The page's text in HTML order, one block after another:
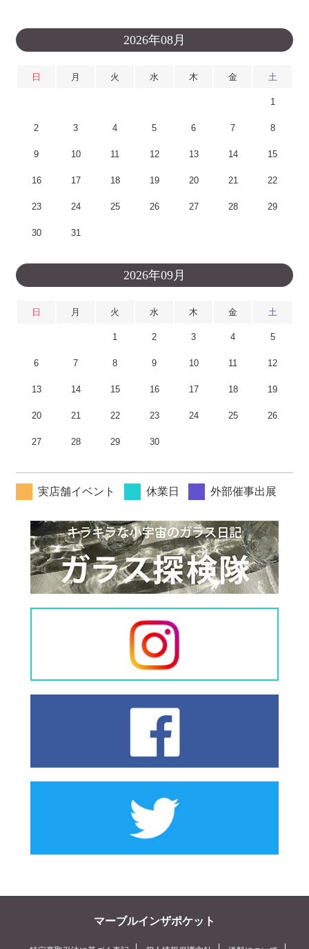
2026年08月
日 月 火 水 木 金 土
1
2 3 4 5 6 7 8
9 10 11 12 13 14 15
16 17 18 19 20 21 22
23 24 25 26 27 28 29
30 31
2026年09月
日 月 火 水 木 金 土
1 2 3 4 5
6 7 8 9 10 11 12
13 14 15 16 17 18 19
20 21 22 23 24 25 26
27 28 29 30
実店舗イベント 休業日 外部催事出展
マーブルインザポケット